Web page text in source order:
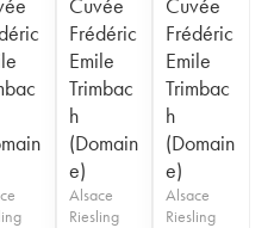
Frédéric
Emile
Trimbac
h
(Domain
e)
Alsace
Riesling
Frédéric
Emile
Trimbac
h
(Domain
e)
Alsace
Riesling